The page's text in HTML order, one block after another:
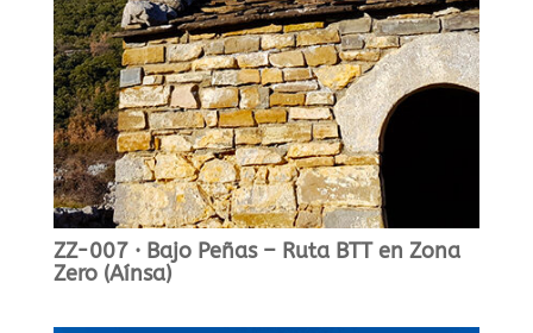
ZZ-007 · Bajo Peñas – Ruta BTT en Zona
Zero (Aínsa)